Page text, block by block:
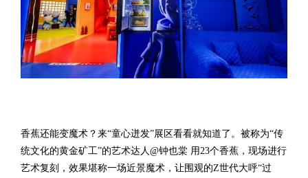
香蕉还能变魔术？来“童心迸发”展区看看就知道了。被称为“传
统文化的黄金矿工”的艺术达人@钟也棠 用23个香蕉，现场进行
艺术复刻，效果堪称一场近景魔术，让围观的Z世代大呼“过